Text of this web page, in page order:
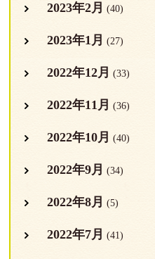
2023年2月 (40)
2023年1月 (27)
2022年12月 (33)
2022年11月 (36)
2022年10月 (40)
2022年9月 (34)
2022年8月 (5)
2022年7月 (41)